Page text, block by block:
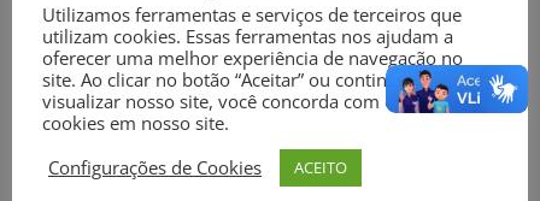
Prefeita Darlene Pereira recebe setor pesqueiro
para discutir os impactos do Parque do Albardão
Óculos gratuitos são entregues a estudantes
atendidos pelo programa Ver com Saúde em
parceria da Prefeitura do Rio Grande e SESC
Utilizamos ferramentas e serviços de terceiros que
utilizam cookies. Essas ferramentas nos ajudam a
oferecer uma melhor experiência de navegação no
site. Ao clicar no botão “Aceitar” ou continuar a
visualizar nosso site, você concorda com o uso de
cookies em nosso site.
Configurações de Cookies
ACEITO